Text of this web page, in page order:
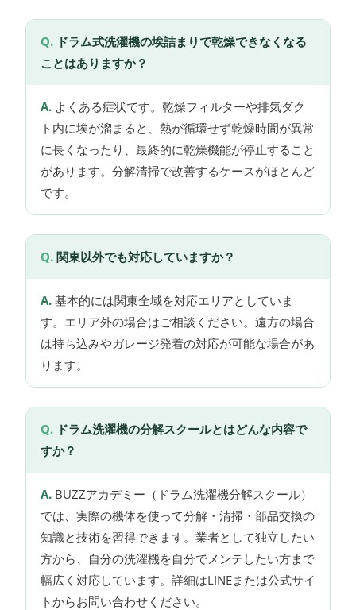
ドラム式洗濯機の埃詰まりで乾燥できなくなる
ことはありますか？
よくある症状です。乾燥フィルターや排気ダク
ト内に埃が溜まると、熱が循環せず乾燥時間が異常
に長くなったり、最終的に乾燥機能が停止すること
があります。分解清掃で改善するケースがほとんど
です。
関東以外でも対応していますか？
基本的には関東全域を対応エリアとしていま
す。エリア外の場合はご相談ください。遠方の場合
は持ち込みやガレージ発着の対応が可能な場合があ
ります。
ドラム洗濯機の分解スクールとはどんな内容で
すか？
BUZZアカデミー（ドラム洗濯機分解スクール）
では、実際の機体を使って分解・清掃・部品交換の
知識と技術を習得できます。業者として独立したい
方から、自分の洗濯機を自分でメンテしたい方まで
幅広く対応しています。詳細はLINEまたは公式サイ
トからお問い合わせください。